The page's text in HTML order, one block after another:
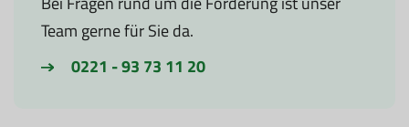
Team gerne für Sie da.
0221 - 93 73 11 20